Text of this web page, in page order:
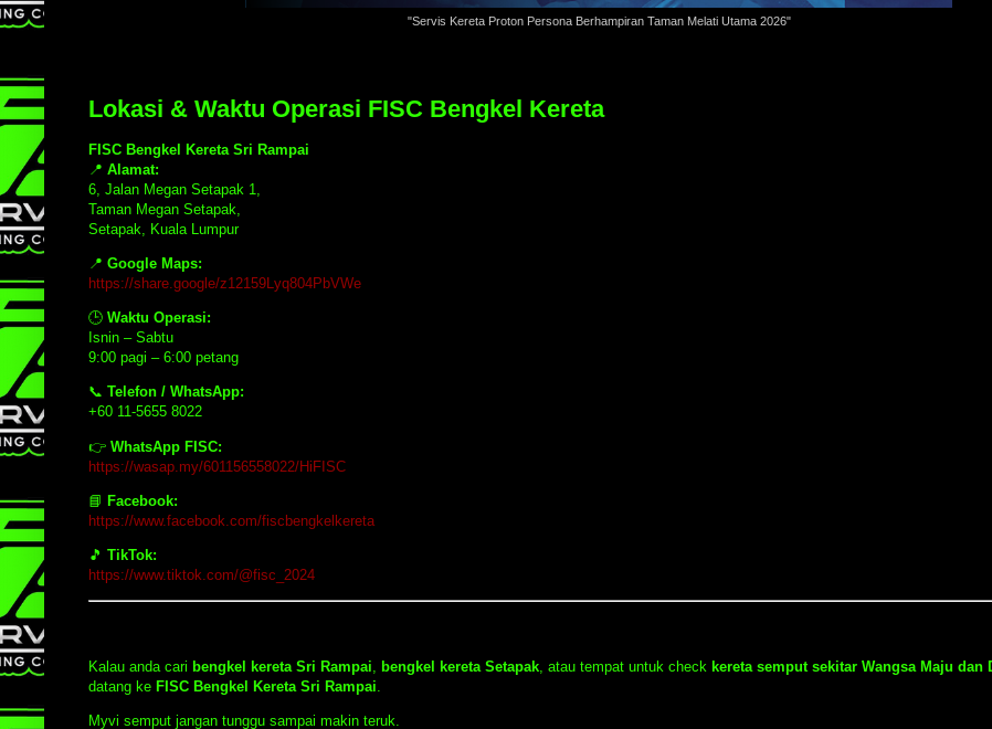
"Servis Kereta Proton Persona Berhampiran Taman Melati Utama 2026"
Lokasi & Waktu Operasi FISC Bengkel Kereta
FISC Bengkel Kereta Sri Rampai
📍 Alamat:
6, Jalan Megan Setapak 1,
Taman Megan Setapak,
Setapak, Kuala Lumpur
📍 Google Maps:
https://share.google/z12159Lyq804PbVWe
🕒 Waktu Operasi:
Isnin – Sabtu
9:00 pagi – 6:00 petang
📞 Telefon / WhatsApp:
+60 11-5655 8022
👉 WhatsApp FISC:
https://wasap.my/601156558022/HiFISC
📘 Facebook:
https://www.facebook.com/fiscbengkelkereta
🎵 TikTok:
https://www.tiktok.com/@fisc_2024
Kalau anda cari bengkel kereta Sri Rampai bengkel kereta Setapak , atau tempat untuk check kereta semput sekitar Wangsa Maju dan
datang ke FISC Bengkel Kereta Sri Rampai
Myvi semput jangan tunggu sampai makin teruk.